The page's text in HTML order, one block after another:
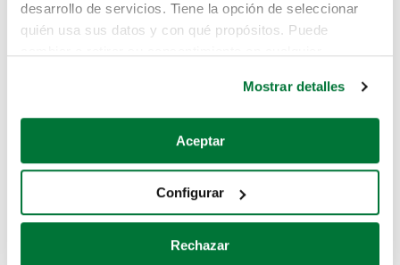
desarrollo de servicios. Tiene la opción de seleccionar
quién usa sus datos y con qué propósitos. Puede
Si lo permite, también quisiéramos:
Recopilar información sobre su ubicación geográfica
Identificar su dispositivo analizándolo activamente
para buscar características específicas (huellas
Mostrar detalles
Aceptar
Configurar
Rechazar
Pero puedes encontrar el coche que estás
buscando en alguno de estos enlaces:
Coches de segunda mano
Coches de km0